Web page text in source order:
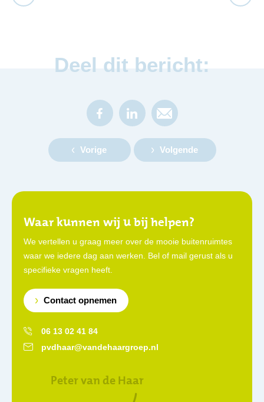
Deel dit bericht:
Vorige Volgende
Waar kunnen wij u bij helpen?
We vertellen u graag meer over de mooie buitenruimtes
waar we iedere dag aan werken. Bel of mail gerust als u
specifieke vragen heeft.
Contact opnemen
06 13 02 41 84
pvdhaar@vandehaargroep.nl
Peter van de Haar